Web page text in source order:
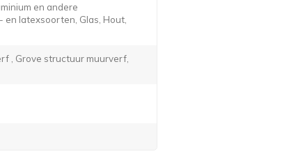
en andere
latexsoorten, Glas, Hout,
, Grove structuur muurverf,